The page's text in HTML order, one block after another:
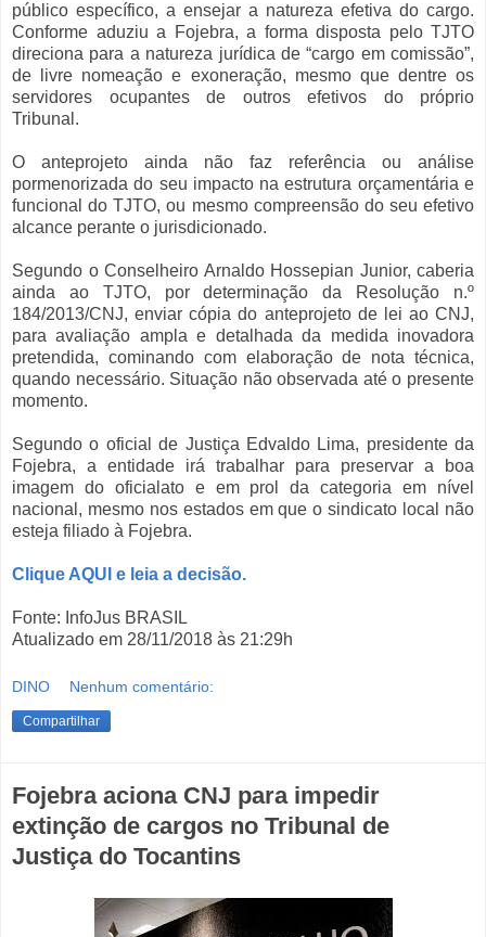
público específico, a ensejar a natureza efetiva do cargo.
Conforme aduziu a Fojebra, a forma disposta pelo TJTO
direciona para a natureza jurídica de “cargo em comissão”,
de livre nomeação e exoneração, mesmo que dentre os
servidores ocupantes de outros efetivos do próprio
Tribunal.
O anteprojeto ainda não faz referência ou análise
pormenorizada do seu impacto na estrutura orçamentária e
funcional do TJTO, ou mesmo compreensão do seu efetivo
alcance perante o jurisdicionado.
Segundo o Conselheiro Arnaldo Hossepian Junior, caberia
ainda ao TJTO, por determinação da Resolução n.º
184/2013/CNJ, enviar cópia do anteprojeto de lei ao CNJ,
para avaliação ampla e detalhada da medida inovadora
pretendida, cominando com elaboração de nota técnica,
quando necessário. Situação não observada até o presente
momento.
Segundo o oficial de Justiça Edvaldo Lima, presidente da
Fojebra, a entidade irá trabalhar para preservar a boa
imagem do oficialato e em prol da categoria em nível
nacional, mesmo nos estados em que o sindicato local não
esteja filiado à Fojebra.
Clique AQUI e leia a decisão.
Fonte: InfoJus BRASIL
Atualizado em 28/11/2018 às 21:29h
DINO Nenhum comentário:
Compartilhar
Fojebra aciona CNJ para impedir
extinção de cargos no Tribunal de
Justiça do Tocantins